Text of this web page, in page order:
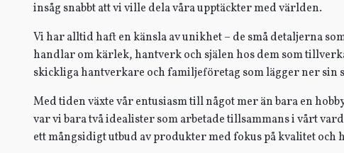
insåg snabbt att vi ville dela våra upptäckter med världen.
Vi har alltid haft en känsla av unikhet – de små detaljerna
handlar om kärlek, hantverk och själen hos dem som
skickliga hantverkare och familjeföretag som lägger ner sin
Med tiden växte vår entusiasm till något mer än bara en
var vi bara två idealister som arbetade tillsammans i vårt
ett mångsidigt utbud av produkter med fokus på kvalitet